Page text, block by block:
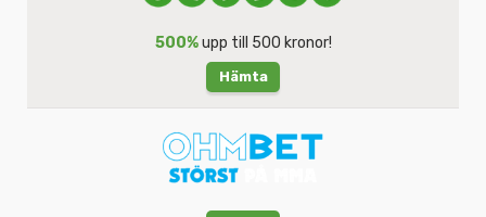
500%upp till 500 kronor!
Hämta